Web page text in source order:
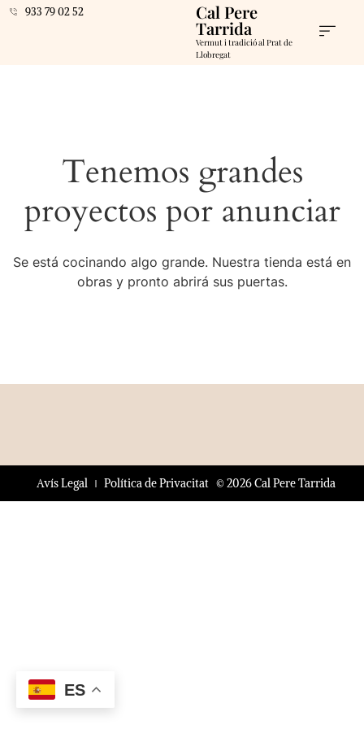
933 79 02 52 Cal Pere
Tarrida
Vermut i tradició al Prat de
Llobregat
Tenemos grandes
proyectos por anunciar
Se está cocinando algo grande. Nuestra tienda está en
obras y pronto abrirá sus puertas.
© 2026 Cal Pere Tarrida
Avís Legal Política de Privacitat
ES